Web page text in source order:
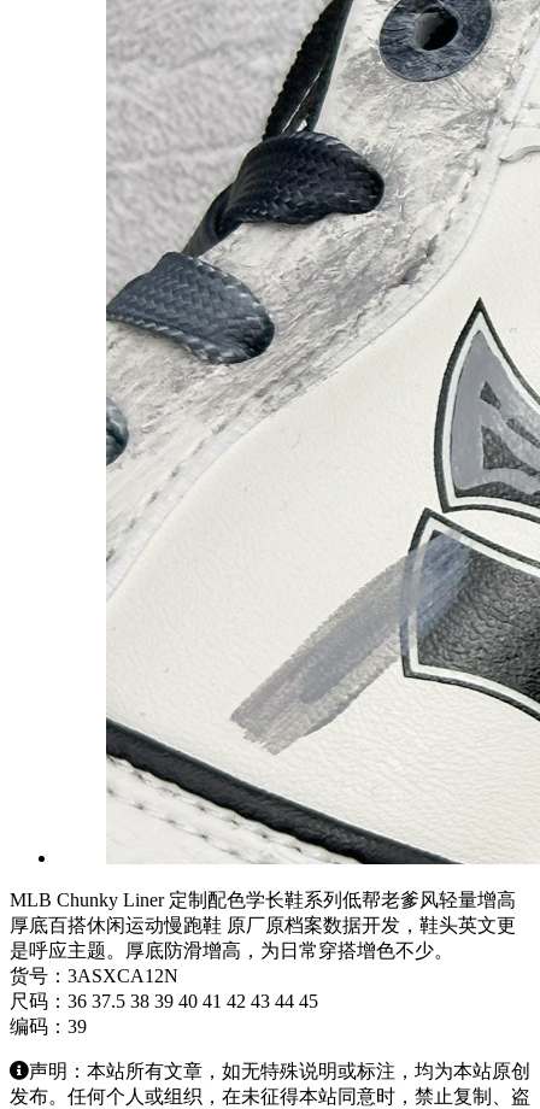
MLB Chunky Liner 定制配色学长鞋系列低帮老爹风轻量增高
厚底百搭休闲运动慢跑鞋 原厂原档案数据开发，鞋头英文更
是呼应主题。厚底防滑增高，为日常穿搭增色不少。
货号：3ASXCA12N
尺码：36 37.5 38 39 40 41 42 43 44 45
编码：39
声明：本站所有文章，如无特殊说明或标注，均为本站原创
发布。任何个人或组织，在未征得本站同意时，禁止复制、盗